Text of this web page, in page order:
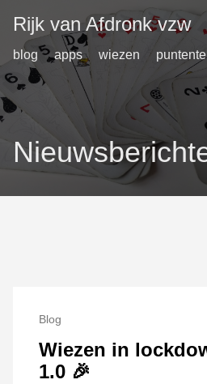
Rijk van Afdronk vzw
blog apps wiezen
Blog
Wiezen in
1.0 🎉